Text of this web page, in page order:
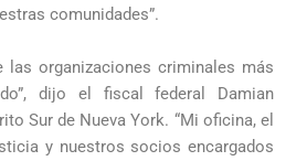
comunidades”.
las organizaciones criminales más
dijo el fiscal federal Damian
Sur de Nueva York. “Mi oficina, el
y nuestros socios encargados